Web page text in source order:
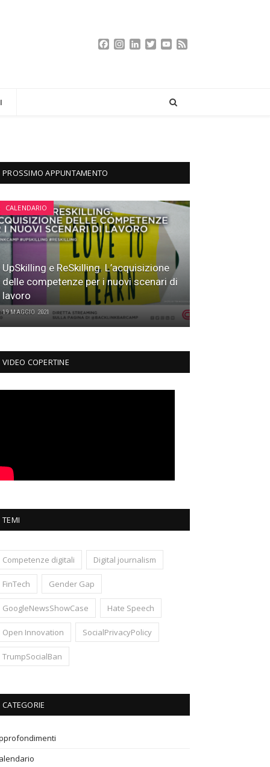
Facebook
Instagram
LinkedIn
TwitterYouTube
PROSSIMO APPUNTAMENTO
CALENDARIO
UpSkilling e ReSkilling. L’acquisizione
delle competenze per i nuovi scenari di
lavoro
19 MAGGIO 2021
VIDEO COPERTINE
TEMI
Competenze digitali Digital journalism
FinTech Gender Gap
GoogleNewsShowCase Hate Speech
Open Innovation SocialPrivacyPolicy
TrumpSocialBan
CATEGORIE